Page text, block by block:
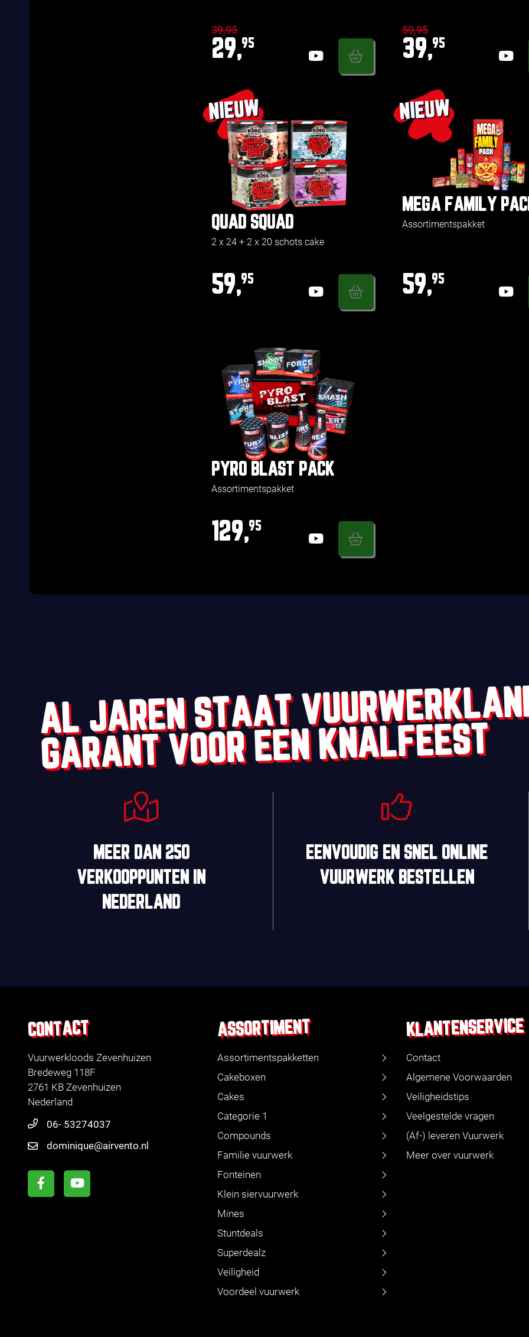
39,95
29,95
59,95
39,95
NIEUW
QUAD SQUAD
2 x 24 + 2 x 20 schots cake
59,95
NIEUW
MEGA FAMILY
Assortimentspakket
59,95
PYRO BLAST PACK
Assortimentspakket
129,95
AL JAREN STAAT
GARANT VOOR EEN KNALFEEST
MEER DAN 250
VERKOOPPUNTEN
IN
NEDERLAND
EENVOUDIG EN SNELONLINE
VUURWERK BESTELLEN
CONTACT
Vuurwerkloods Zevenhuizen
Bredeweg 118F
2761 KB Zevenhuizen
Nederland
06- 53274037
dominique@airvento.nl
ASSORTIMENT
Assortimentspakketten
Cakeboxen
Cakes
Categorie 1
Compounds
Familie vuurwerk
Fonteinen
Klein siervuurwerk
Mines
Stuntdeals
Superdealz
Veiligheid
Voordeel vuurwerk
KLANTENSERVICE
Contact
Algemene Voorwaarden
Veiligheidstips
Veelgestelde vragen
(Af-) leveren Vuurwerk
Meer over vuurwerk